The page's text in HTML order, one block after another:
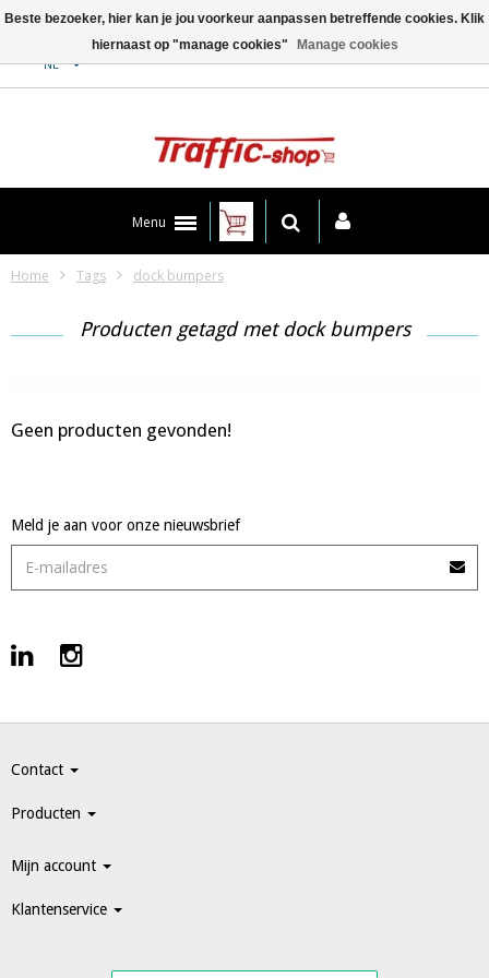
NL
Menu
Home Tags dock bumpers
Producten getagd met dock bumpers
Geen producten gevonden!
Meld je aan voor onze nieuwsbrief
Contact
Producten
Mijn account
Klantenservice
Beste bezoeker, hier kan je jou voorkeur aanpassen betreffende cookies. Klik
hiernaast op "manage cookies"
Manage cookies